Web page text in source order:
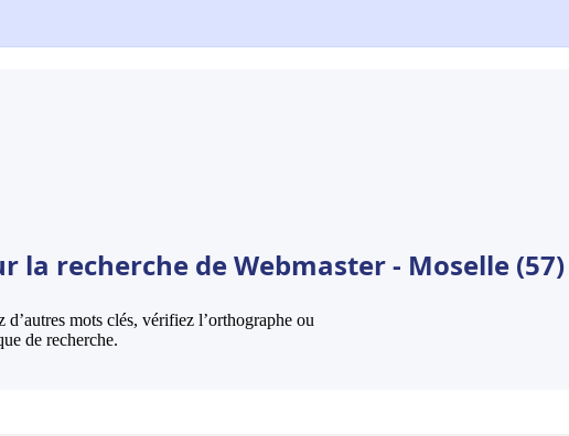
la recherche de Webmaster - Moselle (57)
d’autres mots clés, vérifiez l’orthographe ou
de recherche.